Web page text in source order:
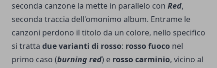
seconda canzone la mette in parallelo con Red,
seconda traccia dell'omonimo album. Entrame le
canzoni perdono il titolo da un colore, nello specifico
si tratta due varianti di rosso: rosso fuoco nel
primo caso (burning red) e rosso carminio, vicino al